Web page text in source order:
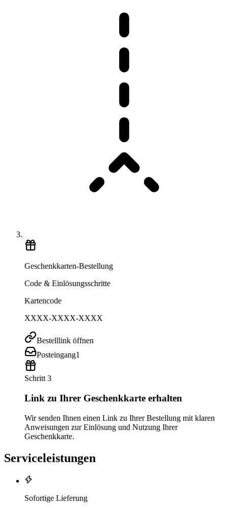
Geschenkkarten-Bestellung
Code & Einlösungsschritte
Kartencode
XXXX-XXXX-XXXX
Bestelllink öffnen
Posteingang1
Schritt 3
Link zu Ihrer Geschenkkarte erhalten
Wir senden Ihnen einen Link zu Ihrer Bestellung mit klaren
Anweisungen zur Einlösung und Nutzung Ihrer
Geschenkkarte.
Serviceleistungen
Sofortige Lieferung